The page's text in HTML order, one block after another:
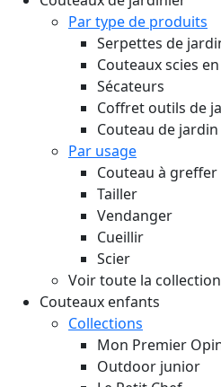
Par type de produits
Serpettes de
Couteaux scies
Sécateurs
Coffret outils de
Couteau de jardin
Par usage
Couteau à greffer
Tailler
Vendanger
Cueillir
Scier
Voir toute la collection
Couteaux enfants
Collections
Mon Premier
Outdoor junior